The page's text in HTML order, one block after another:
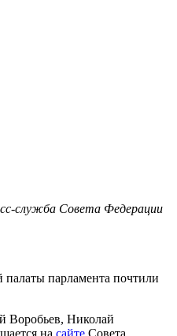
служба Совета Федерации
парламента почтили
Воробьев, Николай
на сайте Совета